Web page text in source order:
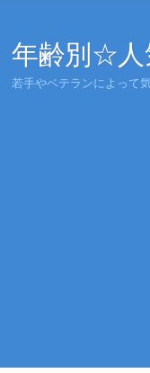
年齢別☆人
若手やベテランによって